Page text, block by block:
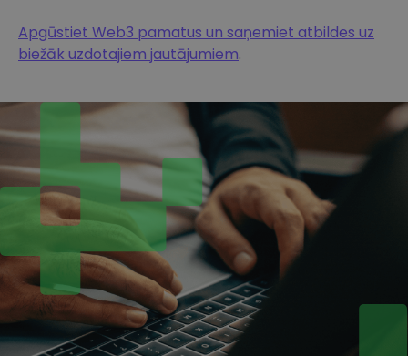
Apgūstiet Web3 pamatus un saņemiet atbildes uz
biežāk uzdotajiem jautājumiem.